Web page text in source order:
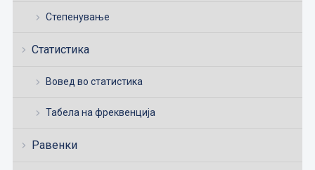
Степенување
Статистика
Вовед во статистика
Табела на фреквенција
Равенки